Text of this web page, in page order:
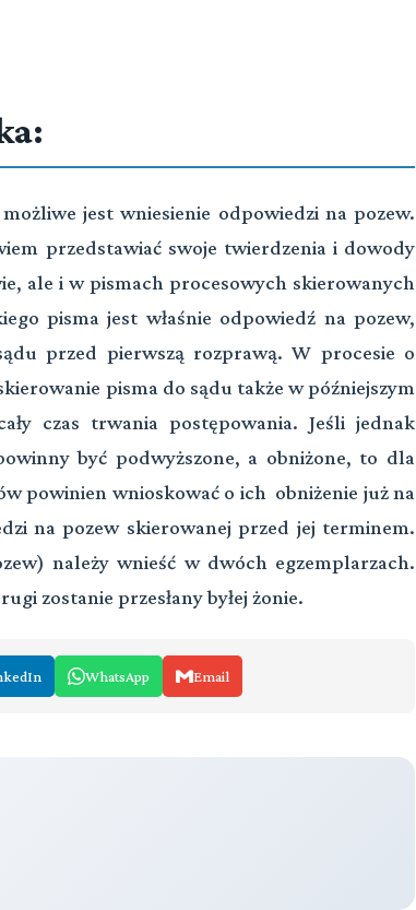
jest wniesienie odpowiedzi na pozew.
przedstawiać swoje twierdzenia i dowody
ale i w pismach procesowych skierowanych
pisma jest właśnie odpowiedź na pozew,
przed pierwszą rozprawą. W procesie o
pisma do sądu także w późniejszym
czas trwania postępowania. Jeśli jednak
być podwyższone, a obniżone, to dla
powinien wnioskować o ich obniżenie już na
na pozew skierowanej przed jej terminem.
należy wnieść w dwóch egzemplarzach.
zostanie przesłany byłej żonie.
WhatsApp Email